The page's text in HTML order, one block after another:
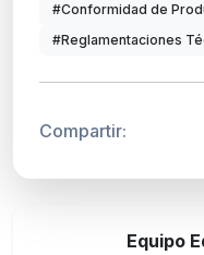
#Conformidad de
#Reglamentaciones
Compartir:
Equipo